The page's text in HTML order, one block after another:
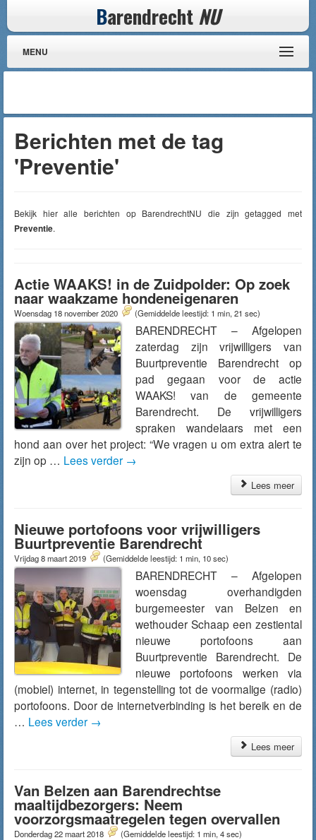
Barendrecht NU
MENU
Berichten met de tag
'Preventie'
Bekijk hier alle berichten op BarendrechtNU die zijn getagged met
Preventie.
Actie WAAKS! in de Zuidpolder: Op zoek
naar waakzame hondeneigenaren
Woensdag 18 november 2020 (Gemiddelde leestijd: 1 min, 21 sec)
BARENDRECHT – Afgelopen
zaterdag zijn vrijwilligers van
Buurtpreventie Barendrecht op
pad gegaan voor de actie
WAAKS! van de gemeente
Barendrecht. De vrijwilligers
spraken wandelaars met een
hond aan over het project: “We vragen u om extra alert te
zijn op … Lees verder →
Lees meer
Nieuwe portofoons voor vrijwilligers
Buurtpreventie Barendrecht
Vrijdag 8 maart 2019 (Gemiddelde leestijd: 1 min, 10 sec)
BARENDRECHT – Afgelopen
woensdag overhandigden
burgemeester van Belzen en
wethouder Schaap een zestiental
nieuwe portofoons aan
Buurtpreventie Barendrecht. De
nieuwe portofoons werken via
(mobiel) internet, in tegenstelling tot de voormalige (radio)
portofoons. Door de internetverbinding is het bereik en de
… Lees verder →
Lees meer
Van Belzen aan Barendrechtse
maaltijdbezorgers: Neem
voorzorgsmaatregelen tegen overvallen
Donderdag 22 maart 2018 (Gemiddelde leestijd: 1 min, 4 sec)